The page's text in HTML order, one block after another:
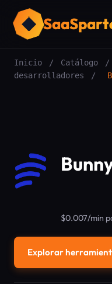
Inicio / Catálogo /
desarrolladores
/
$0.007/min
Explorar